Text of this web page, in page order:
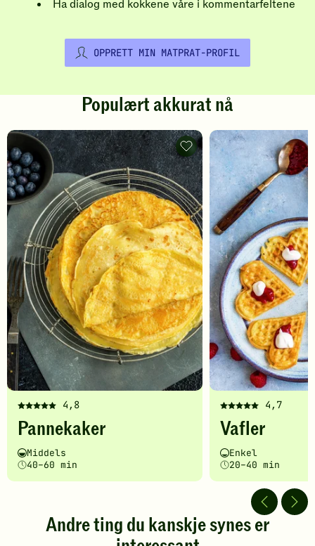
Ha dialog med kokkene våre i kommentarfeltene
OPPRETT MIN MATPRAT-PROFIL
Populært akkurat nå
4,8
Denne
oppskriften
fått
5
av
stjerner.
Pannekaker
Vanskelighetsgrad
Middels
Tilberedningstid
40–60 min
Pannekaker
-
legg
til
favoritter
4,7
Denne
oppskriften
fått
5
av
stjerner.
Klikk
Vafler
Vanskelighetsgrad
Enkel
Tilberedningstid
20–40 min
Andre ting du kanskje synes er